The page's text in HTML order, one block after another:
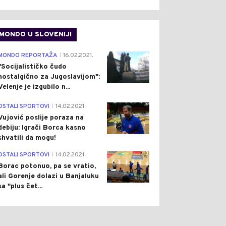
MONDO U SLOVENIJI
4
REPORTAŽA 16.02.2021.
čudo
za Jugoslavijom":
je izgubilo n...
1
SPORTOVI 14.02.2021.
poslije poraza na
Igrači Borca kasno
da mogu!
3
SPORTOVI 14.02.2021.
potonuo, pa se vratio,
Gorenje dolazi u Banjaluku
"plus čet...